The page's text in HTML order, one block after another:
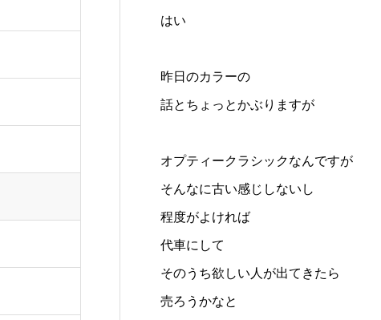
はい
昨日のカラーの
話とちょっとかぶりますが
オプティークラシックなんですが
そんなに古い感じしないし
程度がよければ
代車にして
そのうち欲しい人が出てきたら
売ろうかなと